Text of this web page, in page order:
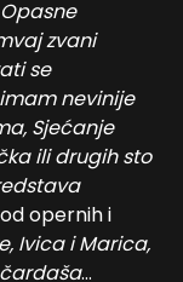
Opasne
zvani
se
nevinije
Sjećanje
ili drugih sto
opernih i
Ivica i Marica,
…